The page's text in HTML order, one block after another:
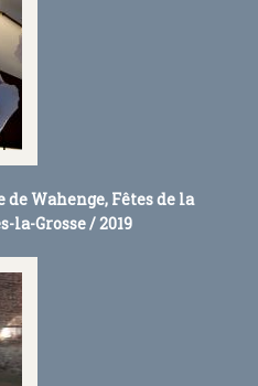
Wahenge, Fêtes de la
Grosse / 2019